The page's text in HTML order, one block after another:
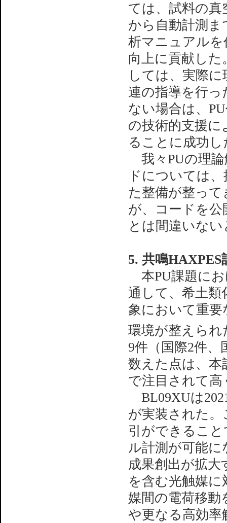
ては、試料の
から自動計測
析マニュアル
向上に貢献し
しては、実際
連の指導を行っ
ない場合は、
の技術的支援に
ることに成功し
我々PUの理
ドについては
た整備が整って
が、コードを
とは間違いな
5. 共鳴
本PU課題にお
通して、希土類
象において重
環境が整えられ
9件（国際2件、
数えた点は、本
で注目されて
BL09XUは
が実装された
引ができるこ
ル計測が可能に
成果創出が拡
を含む光触媒に
媒間の電荷移動
や更なる高効率